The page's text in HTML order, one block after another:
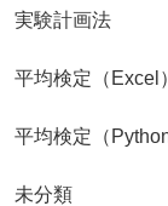
実験計画法
平均検定（Excel）
平均検定（Python
未分類